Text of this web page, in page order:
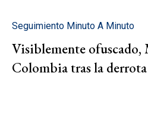
Seguimiento Minuto A Minuto
Visiblemente
Colombia tras la derrota